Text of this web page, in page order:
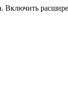
Включить